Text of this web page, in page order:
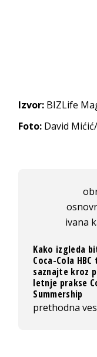
Izvor: BIZLife
Foto: David
ivana
Kako izgleda
Coca-Cola
saznajte kroz
letnje prakse
Summership
prethodna